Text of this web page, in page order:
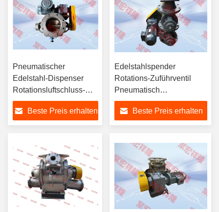
Pneumatischer
Edelstahl-Dispenser
Rotationsluftschluss-
Zuführer
Beste Preis erhalten
Edelstahlspender
Rotations-Zuführventil
Pneumatisch
benutzerdefinierte
elektrische
Beste Preis erhalten